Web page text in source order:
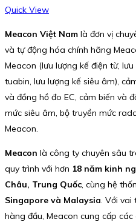
Quick View
Meacon Việt Nam là đơn vị
và tự động hóa chính hãng
Meacon (lưu lượng kế điện từ,
tuabin, lưu lượng kế siêu âm),
và đồng hồ đo EC, cảm biến và
mức siêu âm, bộ truyền mức
Meacon.
Meacon là công ty chuyên sâu
quy trình với hơn 18 năm kinh
Châu, Trung Quốc, cùng hệ
Singapore và Malaysia. Với vai
hàng đầu, Meacon cung cấp